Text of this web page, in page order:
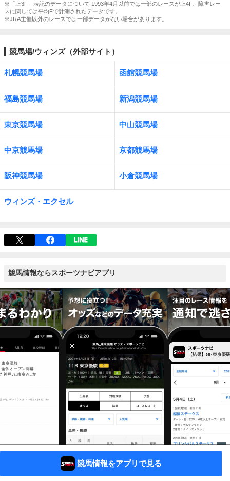
※「上3F」表記のデータについて 1993年4月以前では一部のレースが上4F、障害レー
スに関しては平均Fで計測されたデータです。
※JRA主催以外のレースでは一部データがない場合があります。
競馬場/ウィンズ（外部サイト）
札幌競馬場 函館競馬場
福島競馬場 新潟競馬場
東京競馬場 中山競馬場
中京競馬場 京都競馬場
阪神競馬場 小倉競馬場
ウィンズ・エクセル
競馬情報ならスポーツナビアプリ
競馬情報をアプリで見る